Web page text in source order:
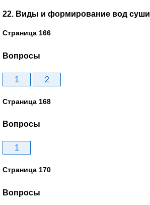
22. Виды и формирование вод суши
Страница 166
Вопросы
1 2
Страница 168
Вопросы
1
Страница 170
Вопросы